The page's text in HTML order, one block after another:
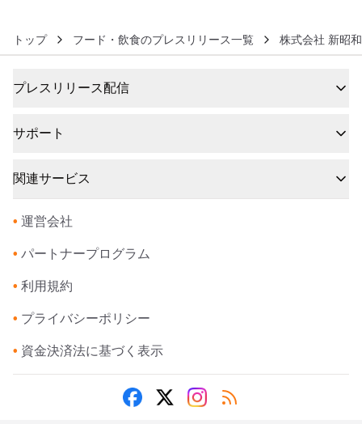
トップ フード・飲食のプレスリリース一覧 株式会社 新昭
プレスリリース配信
サポート
関連サービス
• 運営会社
• パートナープログラム
• 利用規約
• プライバシーポリシー
• 資金決済法に基づく表示